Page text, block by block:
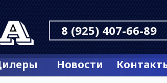
8 (925) 407-66-89
Новости